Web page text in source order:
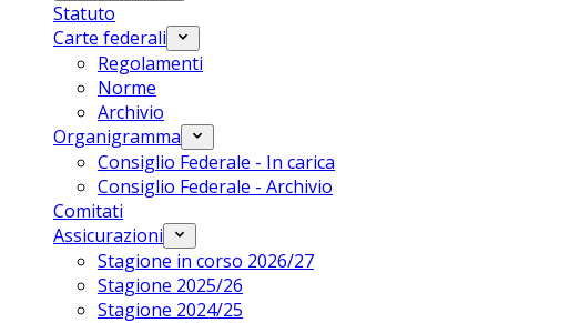
Statuto
Carte federali
Regolamenti
Norme
Archivio
Organigramma
Consiglio Federale - In carica
Consiglio Federale - Archivio
Comitati
Assicurazioni
Stagione in corso 2026/27
Stagione 2025/26
Stagione 2024/25